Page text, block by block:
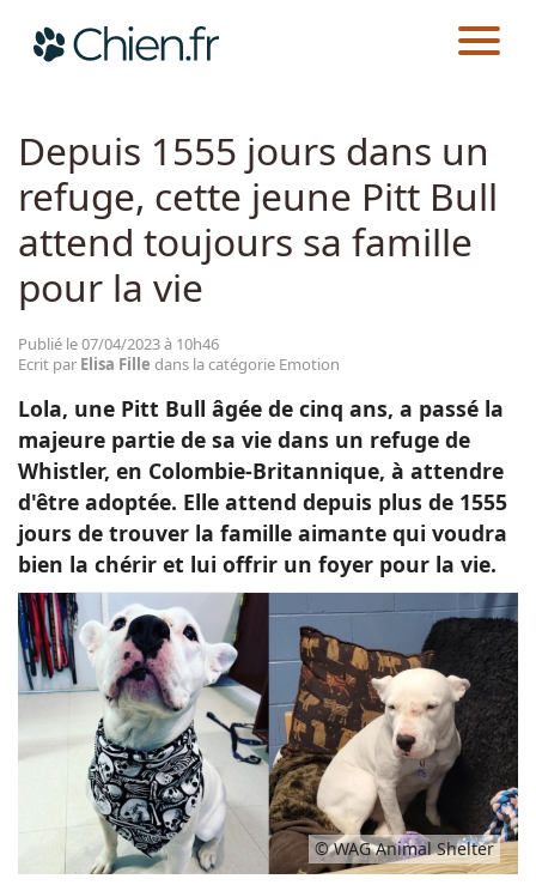
Races
CHIEN.FR ACTUALITÉS
Depuis 1555 jours dans un
refuge, cette jeune Pitt Bull
attend toujours sa famille
pour la vie
Publié le 07/04/2023 à 10h46
Ecrit par Elisa Fille dans la catégorie Emotion
Lola, une Pitt Bull âgée de cinq ans, a passé la
majeure partie de sa vie dans un refuge de
Whistler, en Colombie-Britannique, à attendre
d'être adoptée. Elle attend depuis plus de 1555
jours de trouver la famille aimante qui voudra
bien la chérir et lui offrir un foyer pour la vie.
© WAG Animal Shelter